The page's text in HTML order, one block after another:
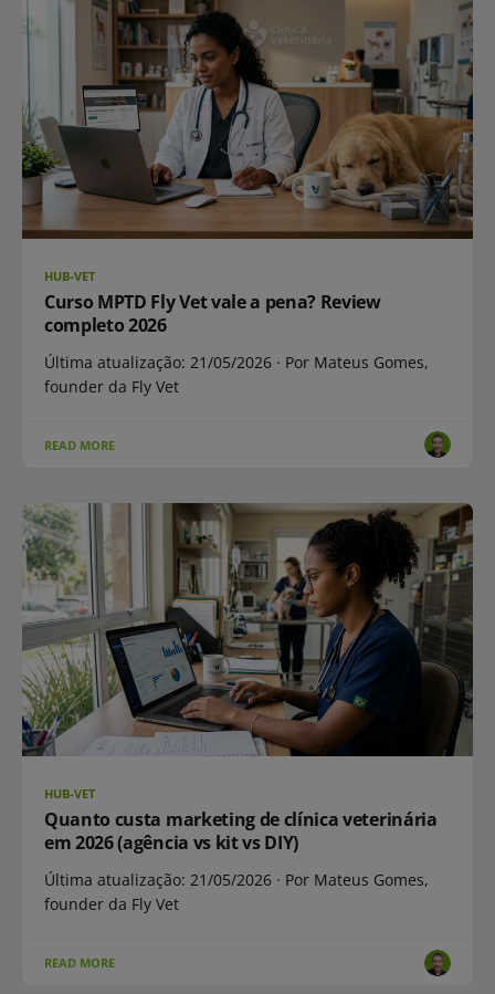
HUB-VET
Curso MPTD Fly Vet vale a pena? Review
completo 2026
Última atualização: 21/05/2026 · Por Mateus Gomes,
founder da Fly Vet
READ MORE
HUB-VET
Quanto custa marketing de clínica veterinária
em 2026 (agência vs kit vs DIY)
Última atualização: 21/05/2026 · Por Mateus Gomes,
founder da Fly Vet
READ MORE